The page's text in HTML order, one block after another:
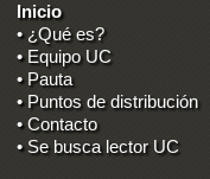
Inicio
• ¿Qué es?
• Equipo UC
• Pauta
• Puntos de distribución
• Contacto
• Se busca lector UC